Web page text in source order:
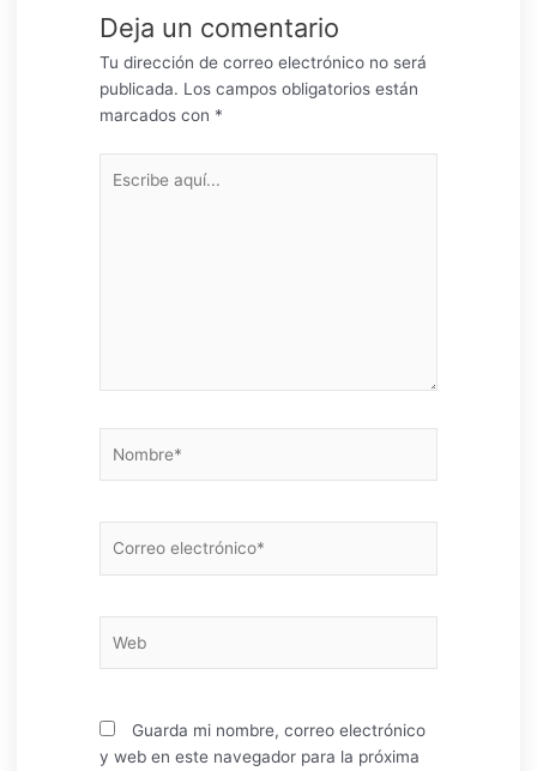
Deja un comentario
Tu dirección de correo electrónico no será
publicada. Los campos obligatorios están
marcados con *
aquí...
electrónico*
Guarda mi nombre, correo electrónico
y web en este navegador para la próxima